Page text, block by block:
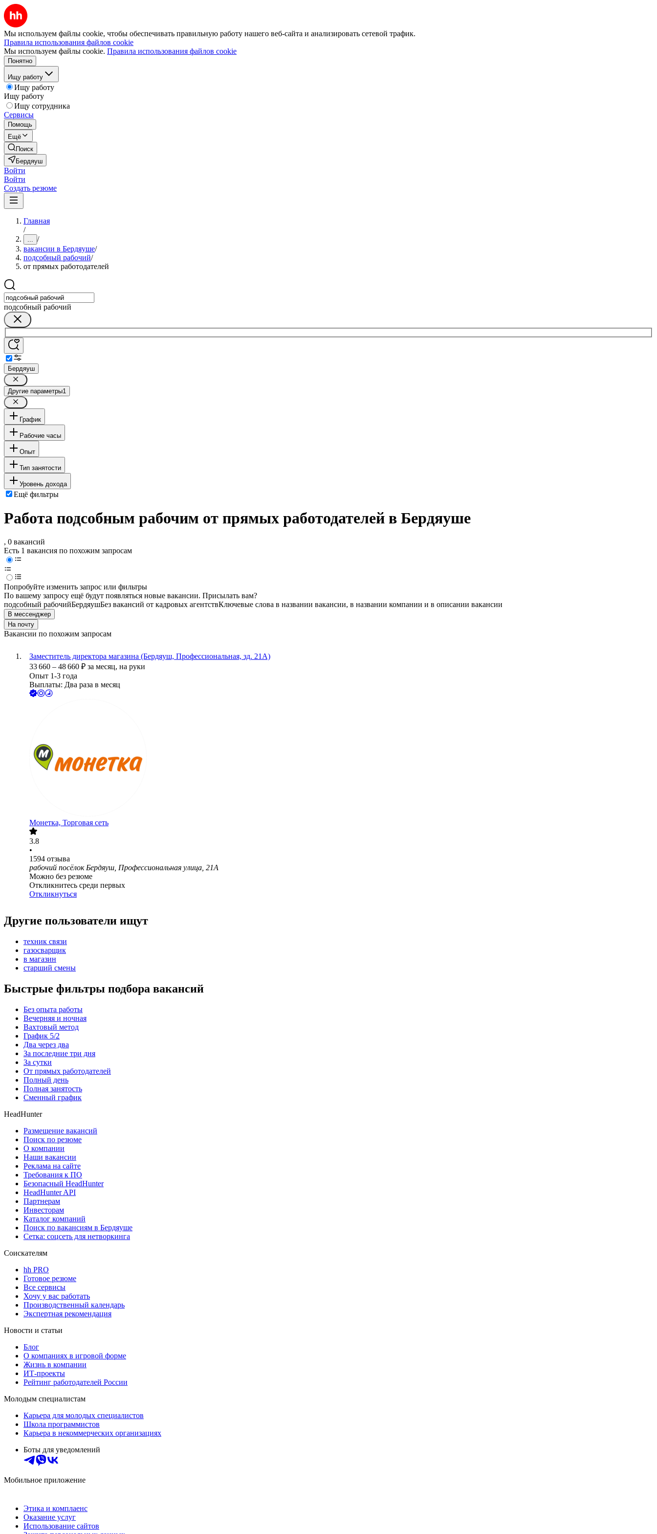
Мы используем файлы cookie, чтобы обеспечивать правильную работу нашего веб-сайта и анализировать сетевой трафик.
Правила использования файлов cookie
Мы используем файлы cookie. Правила использования файлов cookie
Понятно
Ищу работу
Ищу работу
Ищу работу
Ищу сотрудника
Сервисы
Помощь
Ещё
Поиск
Бердяуш
Войти
Войти
Создать резюме
Главная
/
... /
вакансии в Бердяуше/
подсобный рабочий/
от прямых работодателей
подсобный рабочий
Бердяуш
Другие параметры1
График
Рабочие часы
Опыт
Тип занятости
Уровень дохода
Ещё фильтры
Работа подсобным рабочим от прямых работодателей в Бердяуше
, 0 вакансий
Есть 1 вакансия по похожим запросам
Попробуйте изменить запрос или фильтры
По вашему запросу ещё будут появляться новые вакансии. Присылать вам?
подсобный рабочийБердяушБез вакансий от кадровых агентствКлючевые слова в названии вакансии, в названии компании и в описании вакансии
В мессенджер
На почту
Вакансии по похожим запросам
Заместитель директора магазина (Бердяуш, Профессиональная, зд. 21А)
33 660 – 48 660 ₽ за месяц, на руки
Опыт 1-3 года
Выплаты: Два раза в месяц
Монетка, Торговая сеть
3.8
•
1594 отзыва
рабочий посёлок Бердяуш, Профессиональная улица, 21А
Можно без резюме
Откликнитесь среди первых
Откликнуться
Другие пользователи ищут
техник связи
газосварщик
в магазин
старший смены
Быстрые фильтры подбора вакансий
Без опыта работы
Вечерняя и ночная
Вахтовый метод
График 5/2
Два через два
За последние три дня
За сутки
От прямых работодателей
Полный день
Полная занятость
Сменный график
HeadHunter
Размещение вакансий
Поиск по резюме
О компании
Наши вакансии
Реклама на сайте
Требования к ПО
Безопасный HeadHunter
HeadHunter API
Партнерам
Инвесторам
Каталог компаний
Поиск по вакансиям в Бердяуше
Сетка: соцсеть для нетворкинга
Соискателям
hh PRO
Готовое резюме
Все сервисы
Хочу у вас работать
Производственный календарь
Экспертная рекомендация
Новости и статьи
Блог
О компаниях в игровой форме
Жизнь в компании
ИТ-проекты
Рейтинг работодателей России
Молодым специалистам
Карьера для молодых специалистов
Школа программистов
Карьера в некоммерческих организациях
Боты для уведомлений
Мобильное приложение
Этика и комплаенс
Оказание услуг
Использование сайтов